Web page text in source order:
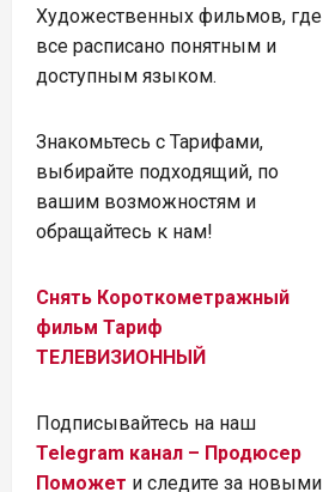
Художественных фильмов, где
все расписано понятным и
доступным языком.
Знакомьтесь с Тарифами,
выбирайте подходящий, по
вашим возможностям и
обращайтесь к нам!
Снять Короткометражный
фильм Тариф
ТЕЛЕВИЗИОННЫЙ
Подписывайтесь на наш
Telegram канал – Продюсер
Поможет и следите за новыми